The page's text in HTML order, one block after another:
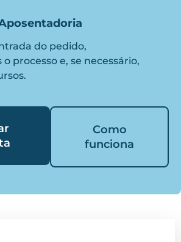
do pedido,
processo e, se necessário,
Como
funciona